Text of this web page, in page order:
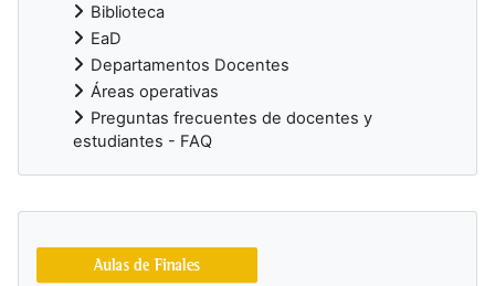
Biblioteca
EaD
Departamentos Docentes
Áreas operativas
Preguntas frecuentes de docentes y
estudiantes - FAQ
Bloques suplementarios